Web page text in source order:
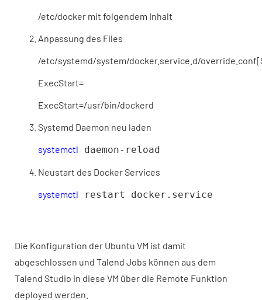
/etc/docker mit folgendem Inhalt
Anpassung des Files
/etc/systemd/system/docker.service.d/
ExecStart=
ExecStart=/usr/bin/dockerd
Systemd Daemon neu laden
systemctl daemon-reload
Neustart des Docker Services
systemctl restart docker.service
Die Konfiguration der Ubuntu VM ist damit
abgeschlossen und Talend Jobs können aus dem
Talend Studio in diese VM über die Remote Funktion
deployed werden.